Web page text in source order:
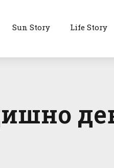
Sun Story Life Story